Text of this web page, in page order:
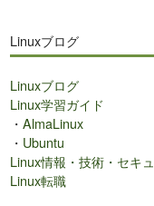
Linuxブログ
Linuxブログ
Linux学習ガイド
・AlmaLinux
・ Ubuntu
Linux情報・技術・セキ
Linux転職